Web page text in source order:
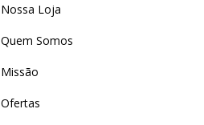
Nossa Loja
Quem Somos
Missão
Ofertas